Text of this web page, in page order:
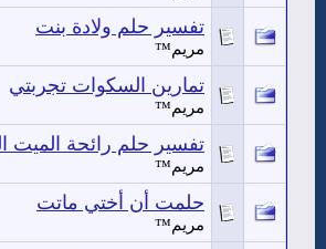
تفسير حلم ولادة بنت
مريم™
تمارين السكوات تجربتي
مريم™
تفسير حلم رائحة الميت
مريم™
حلمت أن أختي ماتت
مريم™